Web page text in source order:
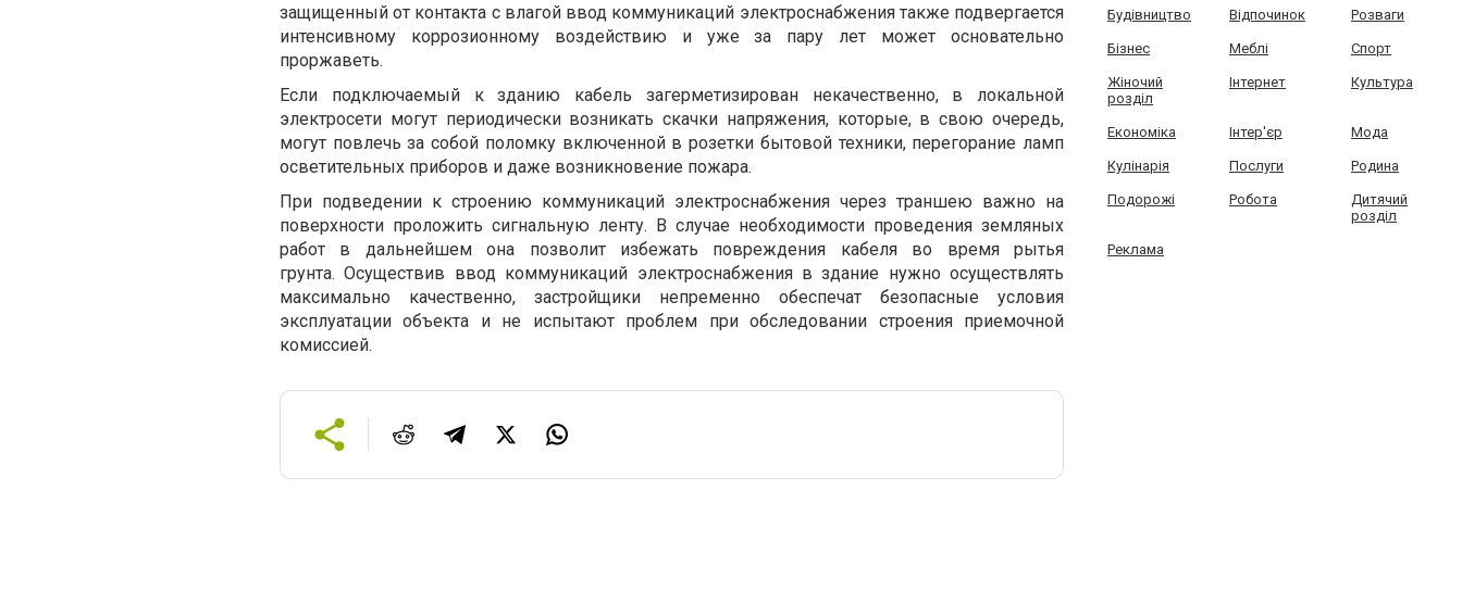
защищенный от контакта с влагой ввод коммуникаций электроснабжения также подвергается
интенсивному коррозионному воздействию и уже за пару лет может основательно
проржаветь.
Если подключаемый к зданию кабель загерметизирован некачественно, в локальной
электросети могут периодически возникать скачки напряжения, которые, в свою очередь,
могут повлечь за собой поломку включенной в розетки бытовой техники, перегорание ламп
осветительных приборов и даже возникновение пожара.
При подведении к строению коммуникаций электроснабжения через траншею важно на
поверхности проложить сигнальную ленту. В случае необходимости проведения земляных
работ в дальнейшем она позволит избежать повреждения кабеля во время рытья
грунта. Осуществив ввод коммуникаций электроснабжения в здание нужно осуществлять
максимально качественно, застройщики непременно обеспечат безопасные условия
эксплуатации объекта и не испытают проблем при обследовании строения приемочной
комиссией.
Будівництво Відпочинок Розваги
Бізнес Меблі Спорт
Жіночий
розділ
Інтернет Культура
Економіка Інтер'єр Мода
Кулінарія Послуги Родина
Подорожі Робота
Дитячий
розділ
Реклама